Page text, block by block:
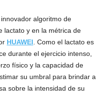
algoritmo de
lactato y en la métrica de
HUAWEI . Como el lactato es
durante el ejercicio intenso,
físico y la capacidad de
su umbral para brindar a
sobre la intensidad de su